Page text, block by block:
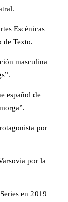
Escénicas
de Texto.
masculina
español de
por
por la
en 2019